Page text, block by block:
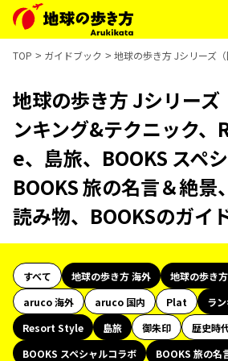
TOP ガイドブック 地球の歩き方 Jシリーズ
地球の歩き方 Jシリーズ
ンキング&テクニック
e、島旅、BOOKS スペ
BOOKS 旅の名言＆絶景
読み物、BOOKSのガイ
すべて 地球の歩き方 海外
地球の歩き
aruco 海外
aruco 国内 Plat
ラ
Resort Style
島旅 御朱印 歴史時
BOOKS スペシャルコラボ
BOOKS 旅の名